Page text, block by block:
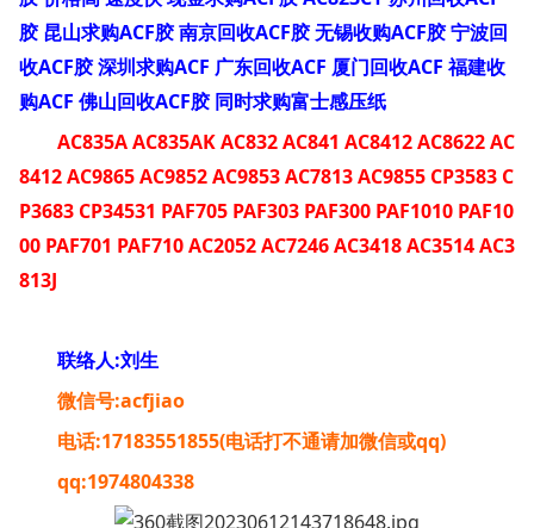
胶 昆山求购ACF胶 南京回收ACF胶 无锡收购ACF胶 宁波回
收ACF胶 深圳求购ACF 广东回收ACF 厦门回收ACF 福建收
购ACF 佛山回收ACF胶 同时求购富士感压纸
AC835A AC835AK AC832 AC841 AC8412 AC8622 AC
8412 AC9865 AC9852 AC9853 AC7813 AC9855 CP3583 C
P3683 CP34531 PAF705 PAF303 PAF300 PAF1010 PAF10
00 PAF701 PAF710 AC2052 AC7246 AC3418 AC3514 AC3
813J
联络人:刘生
微信号:acfjiao
电话:17183551855(电话打不通请加微信或qq)
qq:1974804338